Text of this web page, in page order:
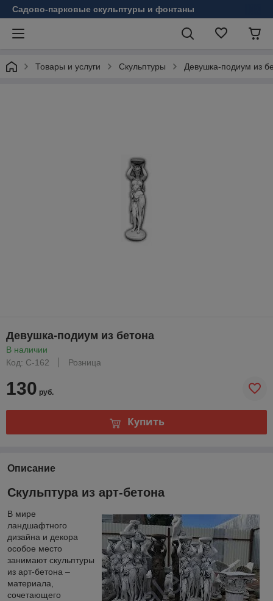
Садово-парковые скульптуры и фонтаны
Товары и услуги Скульптуры Девушка-подиум из
Девушка-подиум из бетона
В наличии
Код: С-162
Розница
130 руб.
Купить
Описание
Скульптура из арт-бетона
В мире
ландшафтного
дизайна и декора
особое место
занимают скульптуры
из арт-бетона –
материала,
сочетающего